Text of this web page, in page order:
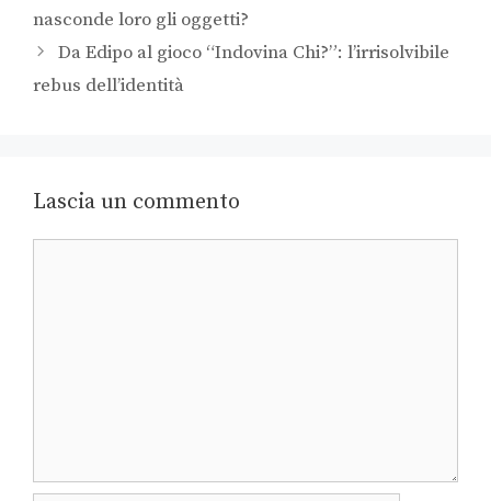
nasconde loro gli oggetti?
Da Edipo al gioco “Indovina Chi?”: l’irrisolvibile
rebus dell’identità
Lascia un commento